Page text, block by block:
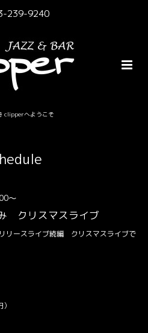
239-9240
clipperへようこそ
～
クリスマスライブ
リースライブ続編 クリスマスライブで